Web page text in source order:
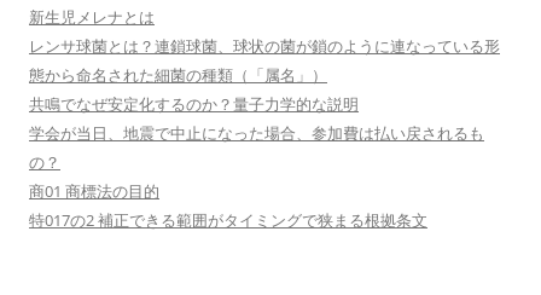
新生児メレナとは
レンサ球菌とは？連鎖球菌、球状の菌が鎖のように連なっている形
態から命名された細菌の種類（「属名」）
共鳴でなぜ安定化するのか？量子力学的な説明
学会が当日、地震で中止になった場合、参加費は払い戻されるも
の？
商01 商標法の目的
特017の2 補正できる範囲がタイミングで狭まる根拠条文